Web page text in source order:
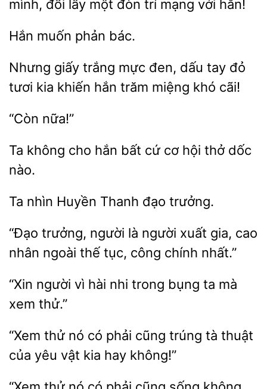
đổi lấy một đòn trí
với hắn!
phản
Nhưng giấy
mực đen, dấu tay
tươi kia khiến hắn trăm miệng
cãi!
Ta không hắn bất cơ
thở dốc
nào.
nhìn Thanh đạo
“Đạo trưởng, người là người xuất gia, cao
nhân ngoài
công nhất.”
“Xin người vì hài trong
ta mà
xem
“Xem thử nó
phải cũng trúng
của yêu vật kia hay không!”